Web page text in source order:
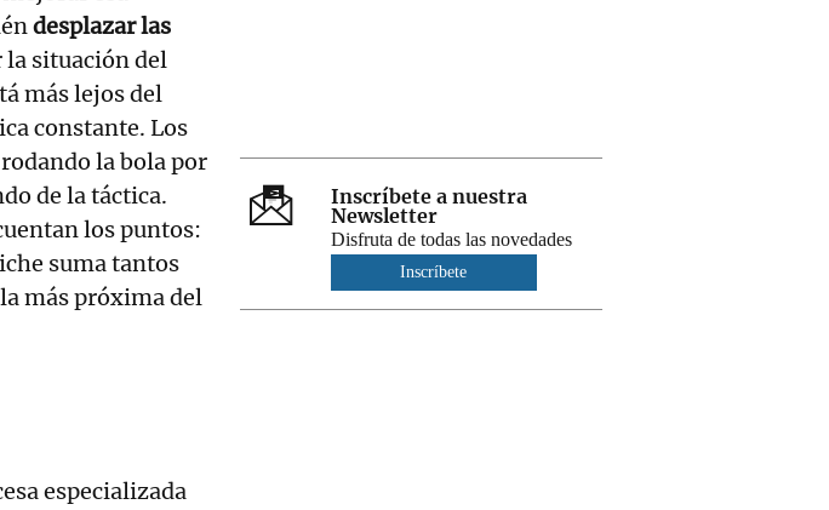
desplazar las
la situación del
más lejos del
constante. Los
la bola por
de la táctica.
los puntos:
suma tantos
más próxima del
especializada
Inscríbete a nuestra
Newsletter
Disfruta de todas las novedades
Inscríbete